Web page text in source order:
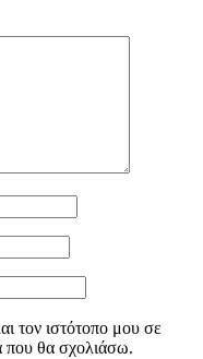
τον ιστότοπο μου σε
που θα σχολιάσω.